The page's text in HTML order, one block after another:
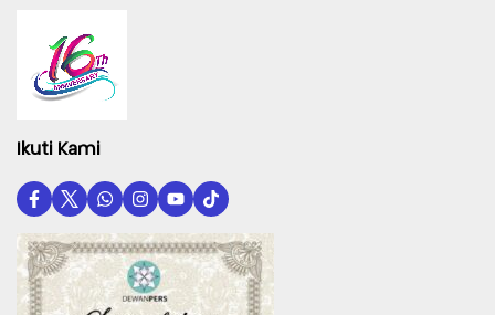
Ikuti Kami